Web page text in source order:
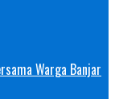
Warga Banjar